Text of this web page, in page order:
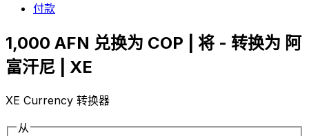
付款
1,000 AFN 兑换为 COP | 将 - 转换为 阿
富汗尼 | XE
XE Currency 转换器
从